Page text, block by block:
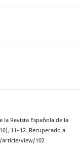
la Revista Española de la
11–12. Recuperado a
view/102